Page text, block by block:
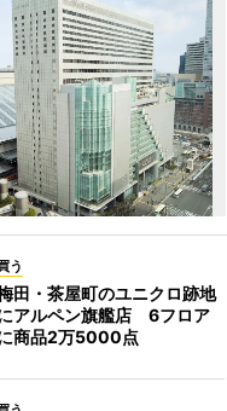
う
田・茶屋町のユニクロ跡地
アルペン旗艦店 6フロア
商品2万5000点